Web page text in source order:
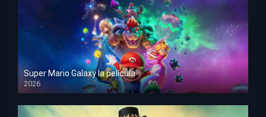
Super Mario Galaxy la película
2026
HD 1080p